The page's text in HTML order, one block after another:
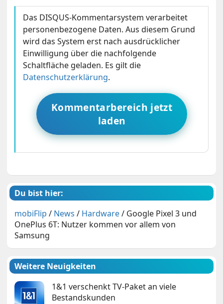
Das DISQUS-Kommentarsystem verarbeitet
personenbezogene Daten. Aus diesem Grund
wird das System erst nach ausdrücklicher
Einwilligung über die nachfolgende
Schaltfläche geladen. Es gilt die
Datenschutzerklärung.
Kommentarbereich jetzt
laden
Du bist hier:
mobiFlip / News / Hardware/ Google Pixel 3 und
OnePlus 6T: Nutzer kommen vor allem von
Samsung
Weitere Neuigkeiten
1&1 verschenkt TV-Paket an viele
Bestandskunden